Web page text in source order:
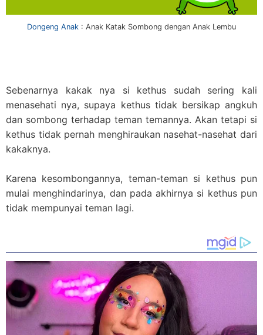
Dongeng Anak : Anak Katak Sombong dengan Anak Lembu
Sebenarnya kakak nya si kethus sudah sering kali
menasehati nya, supaya kethus tidak bersikap angkuh
dan sombong terhadap teman temannya. Akan tetapi si
kethus tidak pernah menghiraukan nasehat-nasehat dari
kakaknya.
Karena kesombongannya, teman-teman si kethus pun
mulai menghindarinya, dan pada akhirnya si kethus pun
tidak mempunyai teman lagi.